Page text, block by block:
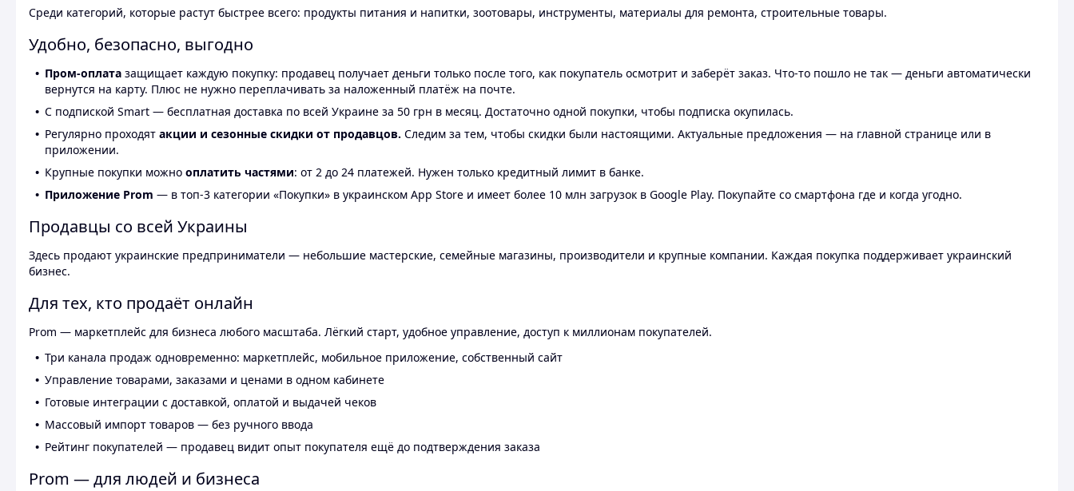
Среди категорий, которые растут быстрее всего: продукты питания и напитки, зоотовары, инструменты, материалы для ремонта, строительные товары.
Удобно, безопасно, выгодно
Пром-оплата защищает каждую покупку: продавец получает деньги только после того, как покупатель осмотрит и заберёт заказ. Что-то пошло не так — деньги автоматически
вернутся на карту. Плюс не нужно переплачивать за наложенный платёж на почте.
С подпиской Smart — бесплатная доставка по всей Украине за 50 грн в месяц. Достаточно одной покупки, чтобы подписка окупилась.
Регулярно проходят акции и сезонные скидки от продавцов. Следим за тем, чтобы скидки были настоящими. Актуальные предложения — на главной странице или в
приложении.
Крупные покупки можно оплатить частями: от 2 до 24 платежей. Нужен только кредитный лимит в банке.
Приложение Prom — в топ-3 категории «Покупки» в украинском App Store и имеет более 10 млн загрузок в Google Play. Покупайте со смартфона где и когда угодно.
Продавцы со всей Украины
Здесь продают украинские предприниматели — небольшие мастерские, семейные магазины, производители и крупные компании. Каждая покупка поддерживает украинский
бизнес.
Для тех, кто продаёт онлайн
Prom — маркетплейс для бизнеса любого масштаба. Лёгкий старт, удобное управление, доступ к миллионам покупателей.
Три канала продаж одновременно: маркетплейс, мобильное приложение, собственный сайт
Управление товарами, заказами и ценами в одном кабинете
Готовые интеграции с доставкой, оплатой и выдачей чеков
Массовый импорт товаров — без ручного ввода
Рейтинг покупателей — продавец видит опыт покупателя ещё до подтверждения заказа
Prom — для людей и бизнеса